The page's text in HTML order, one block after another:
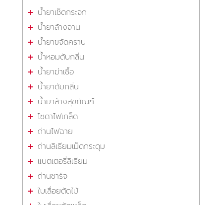
น้ำยาเช็ดกระจก
น้ำยาล้างจาน
น้ำยาขจัดคราบ
น้ำหอมดับกลิ่น
น้ำยาฆ่าเชื้อ
น้ำยาดับกลิ่น
น้ำยาล้างสุขภัณฑ์
โซดาไฟเกล็ด
ถ่านไฟฉาย
ถ่านลิเธียมเม็ดกระดุม
แบตเตอรี่ลิเธียม
ถ่านชาร์จ
ใบเลื่อยตัดไม้